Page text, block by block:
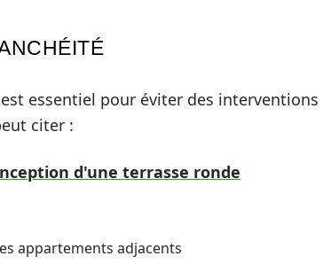
essentiel pour éviter des interventions
citer :
d'une terrasse ronde
appartements adjacents